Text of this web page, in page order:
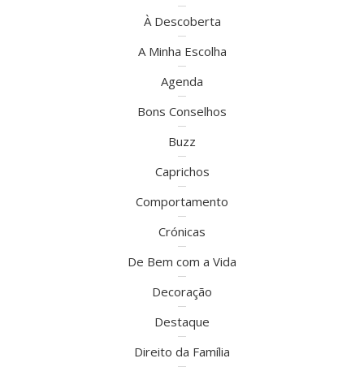
À Descoberta
A Minha Escolha
Agenda
Bons Conselhos
Buzz
Caprichos
Comportamento
Crónicas
De Bem com a Vida
Decoração
Destaque
Direito da Família